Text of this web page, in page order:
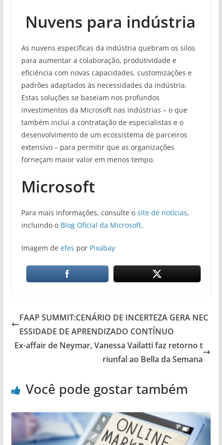
Nuvens para indústria
As nuvens específicas da indústria quebram os silos
para aumentar a colaboração, produtividade e
eficiência com novas capacidades, customizações e
padrões adaptados às necessidades da indústria.
Estas soluções se baseiam nos profundos
investimentos da Microsoft nas indústrias – o que
também inclui a contratação de especialistas e o
desenvolvimento de um ecossistema de parceiros
extensivo – para permitir que as organizações
forneçam maior valor em menos tempo.
Microsoft
Para mais informações, consulte o site de notícias,
incluindo o Blog Oficial da Microsoft.
Imagem de efes por Pixabay
FAAP SUMMIT:CENÁRIO DE INCERTEZA GERA NEC
ESSIDADE DE APRENDIZADO CONTÍNUO
Ex-affair de Neymar, Vanessa Vailatti faz retorno t
riunfal ao Bella da Semana
Você pode gostar também